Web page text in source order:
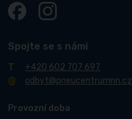
Spojte se s námi
+420 602 707 697
odbyt@pneucentrumnn.cz
Provozní doba